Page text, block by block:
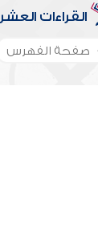
القراءات العشر
صفحة الفهرس